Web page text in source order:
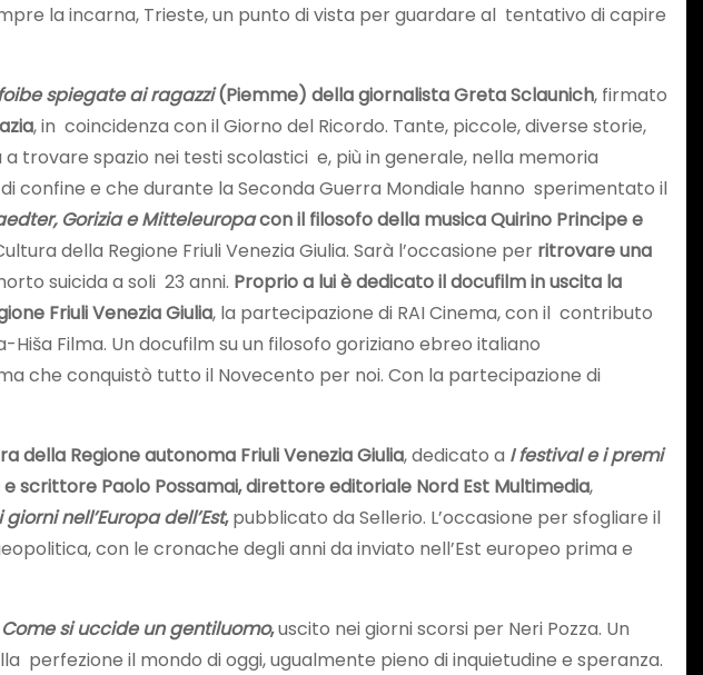
la incarna, Trieste, un punto di vista per guardare al tentativo di capire
spiegate ai ragazzi(Piemme) della giornalista Greta Sclaunich, firmato
, in coincidenza con il Giorno del Ricordo. Tante, piccole, diverse storie,
trovare spazio nei testi scolastici e, più in generale, nella memoria
confine e che durante la Seconda Guerra Mondiale hanno sperimentato il
Gorizia e Mitteleuropacon il filosofo della musica Quirino Principe e
della Regione Friuli Venezia Giulia. Sarà l’occasione per ritrovare una
suicida a soli 23 anni. Proprio a lui è dedicato il docufilm in uscita la
Friuli Venezia Giulia, la partecipazione di RAI Cinema, con il contributo
Filma. Un docufilm su un filosofo goriziano ebreo italiano
che conquistò tutto il Novecento per noi. Con la partecipazione di
della Regione autonoma Friuli Venezia Giulia, dedicato a I festival e i premi
scrittore Paolo Possamai, direttore editoriale Nord Est Multimedia,
nell’Europa dell’Est,pubblicato da Sellerio. L’occasione per sfogliare il
con le cronache degli anni da inviato nell’Est europeo prima e
Come si uccide un gentiluomo,uscito nei giorni scorsi per Neri Pozza. Un
il mondo di oggi, ugualmente pieno di inquietudine e speranza.